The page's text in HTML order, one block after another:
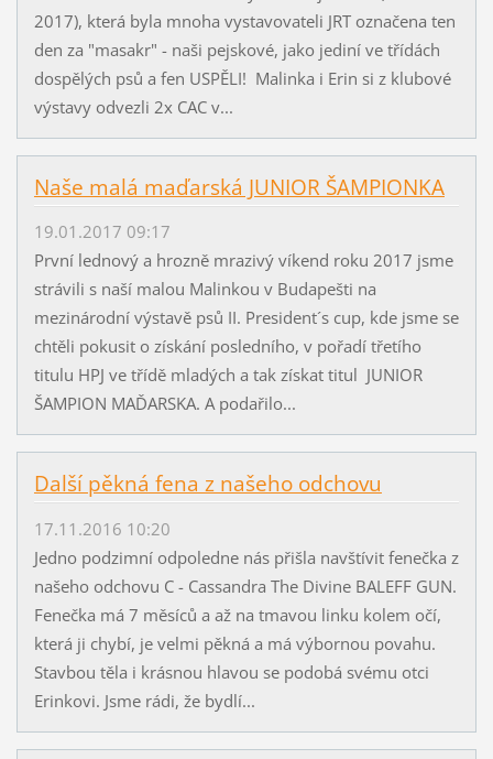
2017), která byla mnoha vystavovateli JRT označena ten
den za "masakr" - naši pejskové, jako jediní ve třídách
dospělých psů a fen USPĚLI! Malinka i Erin si z klubové
výstavy odvezli 2x CAC v...
Naše malá maďarská JUNIOR ŠAMPIONKA
19.01.2017 09:17
První lednový a hrozně mrazivý víkend roku 2017 jsme
strávili s naší malou Malinkou v Budapešti na
mezinárodní výstavě psů II. President´s cup, kde jsme se
chtěli pokusit o získání posledního, v pořadí třetího
titulu HPJ ve třídě mladých a tak získat titul JUNIOR
ŠAMPION MAĎARSKA. A podařilo...
Další pěkná fena z našeho odchovu
17.11.2016 10:20
Jedno podzimní odpoledne nás přišla navštívit fenečka z
našeho odchovu C - Cassandra The Divine BALEFF GUN.
Fenečka má 7 měsíců a až na tmavou linku kolem očí,
která ji chybí, je velmi pěkná a má výbornou povahu.
Stavbou těla i krásnou hlavou se podobá svému otci
Erinkovi. Jsme rádi, že bydlí...